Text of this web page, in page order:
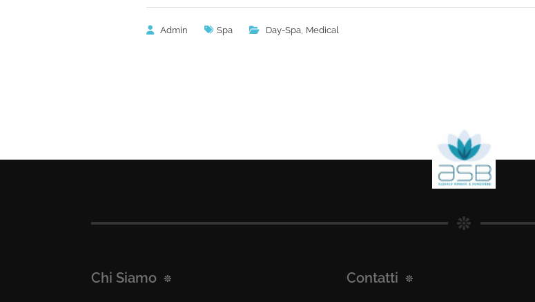
Admin Spa Day-Spa Medical
Chi Siamo Contatti